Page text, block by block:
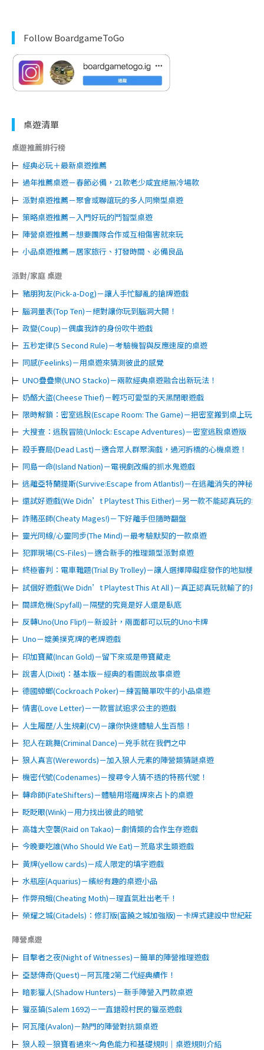
Follow BoardgameToGo
桌遊清單
桌遊推薦排行榜
經典必玩＋最新桌遊推薦
過年推薦桌遊－春節必備，21款老少咸宜絕無冷場款
派對桌遊推薦－聚會或聯誼玩的多人同樂型桌遊
策略桌遊推薦－入門好玩的鬥智型桌遊
陣營桌遊推薦－想要團隊合作或互相傷害就來玩
小品桌遊推薦－居家旅行、打發時間、必備良品
派對/家庭 桌遊
豬朋狗友(Pick-a-Dog)－讓人手忙腳亂的搶牌遊戲
腦洞量表(Top Ten)－絕對讓你玩到腦洞大開！
政變(Coup)－偶虞我詐的身份吹牛遊戲
五秒定律(5 Second Rule)－考驗機智與反應速度的桌遊
同感(Feelinks)－用桌遊來猜測彼此的感覺
UNO疊疊樂(UNO Stacko)－兩款經典桌遊融合出新玩法！
奶酪大盜(Cheese Thief)－輕巧可愛型的天黑閉眼遊戲
限時解鎖：密室逃脫(Escape Room: The Game)－把密室搬到桌上玩～
大搜查：逃脫冒險(Unlock: Escape Adventures)－密室逃脫桌遊版
殺手賽局(Dead Last)－適合眾人群聚演戲，過河拆橋的心機桌遊！
同島一命(Island Nation)－電視劇改編的抓水鬼遊戲
逃離亞特蘭提斯(Survive:Escape from Atlantis!)－在逃離消失的神秘國
還試好遊戲(We Didn’t Playtest This Either)－另一款不能認真玩的無
詐賭巫師(Cheaty Mages!)－下好離手但隨時翻盤
靈光同線/心靈同步(The Mind)－最考驗默契的一款桌遊
犯罪現場(CS-Files)－適合新手的推理類型派對桌遊
終極審判：電車難題(Trial By Trolley)－讓人選擇障礙症發作的地獄梗桌
試個好遊戲(We Didn’t Playtest This At All )－真正認真玩就輸了的無
間諜危機(Spyfall)－隔壁的究竟是好人還是臥底
反轉Uno(Uno Flip!)－新設計，兩面都可以玩的Uno卡牌
Uno－媲美撲克牌的老牌遊戲
印加寶藏(Incan Gold)－留下來或是帶寶藏走
說書人(Dixit)：基本版－經典的看圖說故事桌遊
德國蟑螂(Cockroach Poker)－練習簡單吹牛的小品桌遊
情書(Love Letter)－一款嘗試追求公主的遊戲
人生履歷/人生規劃(CV)－讓你快速體驗人生百態！
犯人在跳舞(Criminal Dance)－兇手就在我們之中
狼人真言(Werewords)－加入狼人元素的陣營類猜謎桌遊
機密代號(Codenames)－搜尋令人猜不透的特務代號！
轉命師(FateShifters)－體驗用塔羅牌來占卜的桌遊
眨眨眼(Wink)－用力找出彼此的暗號
高雄大空襲(Raid on Takao)－劇情類的合作生存遊戲
今晚要吃誰(Who Should We Eat)－荒島求生類遊戲
黃牌(yellow cards)－成人限定的填字遊戲
水瓶座(Aquarius)－繽紛有趣的桌遊小品
作弊飛蛾(Cheating Moth)－理直氣壯出老千！
榮耀之城(Citadels)：修訂版(富饒之城加強版)－卡牌式建設中世紀莊園
陣營桌遊
目擊者之夜(Night of Witnesses)－簡單的陣營推理遊戲
亞瑟傳奇(Quest)－阿瓦隆2第二代經典續作！
暗影獵人(Shadow Hunters)－新手陣營入門款桌遊
獵巫鎮(Salem 1692)－一直錯殺村民的獵巫遊戲
阿瓦隆(Avalon)－熱門的陣營對抗類桌遊
狼人殺－狼寶看過來～角色能力和基礎規則｜桌遊規則介紹